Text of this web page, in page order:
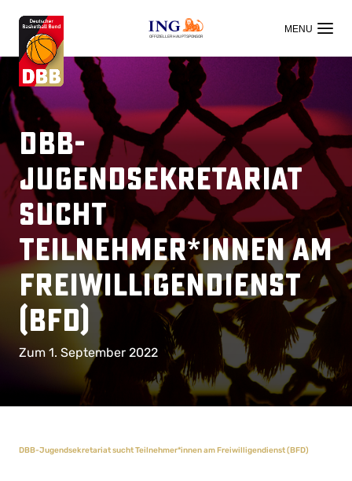
OFFIZIELLER HAUPTSPONSOR
DBB-
Jugendsekretariat
sucht
Teilnehmer*innen am
Freiwilligendienst
(BFD)
Zum 1. September 2022
DBB-Jugendsekretariat sucht Teilnehmer*innen am Freiwilligendienst (BFD)